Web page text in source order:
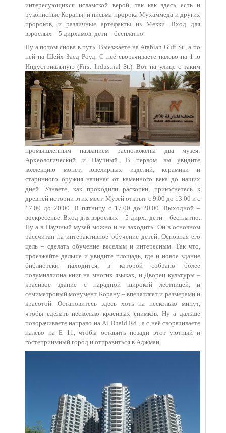
интересующихся исламской верой, так как здесь есть и
рукописные Кораны, и письма пророка Мухаммеда и других
пророков, и различные артефакты из Мекки. Вход для
взрослых – 5 дирхамов, дети – бесплатно.
Ну а потом снова в путь. Выезжаете на Arabian Guft St., а по
ней на Шейх Заед Роуд. С неё сворачиваете налево на 1-ю
Индустриальную (First Industrial St.). Вот на улице с таким
промышленным названием расположены два музея:
Археологический и Научный. В первом вы увидите
коллекцию монет, ювелирных изделий, керамики и
старинного оружия начиная от каменного века до наших
дней. Узнаете, как проходили раскопки, прикоснетесь к
древней истории этих мест. Музей открыт с 9.00 до 13.00 и с
17.00 до 20.00. В пятницу с 17.00 до 20.00. Выходной –
воскресенье. Вход для взрослых – 5 дирх., дети – бесплатно.
Ну а в Научный музей можно и не заходить. Он в основном
рассчитан на интерактивное обучение детей. Основная его
цель – сделать обучение веселым и интересным. Так что,
проезжайте дальше и увидите площадь, где и новое здание
библиотеки находится, в которой собрано более
полумиллиона книг на многих языках, и Дворец культуры –
красивое здание с парадной широкой лестницей, и
семиметровый монумент Корану – впечатляет и размерами и
красотой. Остановитесь здесь хоть на несколько минут,
чтобы сделать несколько красивых снимков. Ну а дальше
поворачиваете направо на Al Dhaid Rd., а с неё сворачиваете
налево на Е 11, чтобы оставить позади этот уютный и
гостеприимный город и отправиться в Аджман.